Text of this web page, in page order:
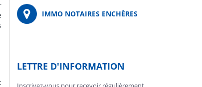
IMMO NOTAIRES ENCHÈRES
LETTRE D'INFORMATION